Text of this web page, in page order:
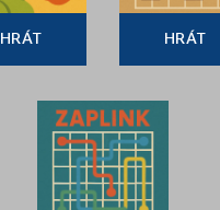
HRÁT HRÁT